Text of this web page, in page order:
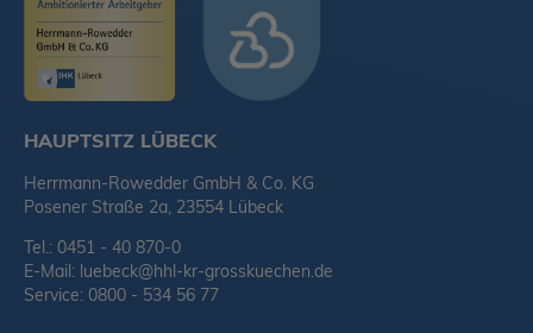
HAUPTSITZ LÜBECK
Herrmann-Rowedder GmbH & Co. KG
Posener Straße 2a, 23554 Lübeck
Tel.: 0451 - 40 870-0
E-Mail: luebeck@hhl-kr-grosskuechen.de
Service: 0800 - 534 56 77